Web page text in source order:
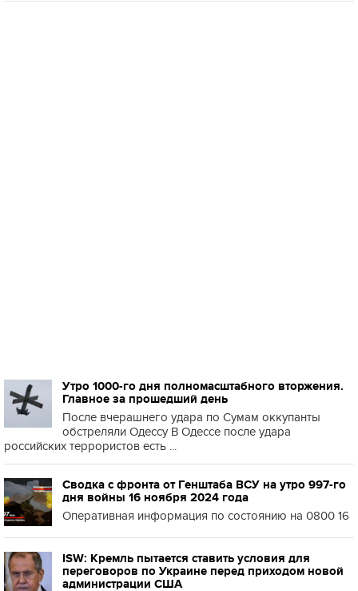
Утро 1000-го дня полномасштабного вторжения.
Главное за прошедший день
После вчерашнего удара по Сумам оккупанты
обстреляли Одессу В Одессе после удара
российских террористов есть ...
Сводка с фронта от Генштаба ВСУ на утро 997-го
дня войны 16 ноября 2024 года
Оперативная информация по состоянию на 0800 16
ISW: Кремль пытается ставить условия для
переговоров по Украине перед приходом новой
администрации США